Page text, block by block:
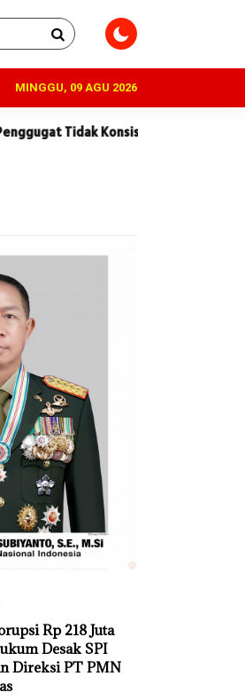
MINGGU, 09 AGU 2026
Konsisten dan Penuh Kontradiksi
Rp 218 Juta
Desak SPI
Direksi PT PMN